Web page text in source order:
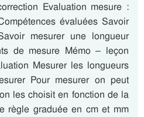
Evaluation mesure :
évaluées Savoir
mesurer une longueur
de mesure Mémo – leçon
Mesurer les longueurs
Pour mesurer on peut
les choisit en fonction de la
règle graduée en cm et mm